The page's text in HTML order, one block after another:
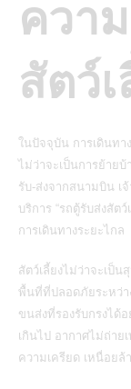
ควา
สัตว์เ
ในปัจจุบัน การเดินทา
ไม่ว่าจะเป็นการย้ายบ้
รับ-ส่งจากสนามบิน เ
บริการ “รถตู้รับส่งสัต
การเดินทางระยะไกล
สัตว์เลี้ยงไม่ว่าจะเป็
พื้นที่ที่ปลอดภัยระหว่า
ขนส่งที่รองรับกรงได้
เกินไป อากาศไม่ถ่าย
ความเครียด เหนื่อยล้